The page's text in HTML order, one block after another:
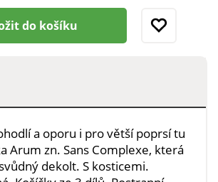
do košíku
a oporu i pro větší poprsí tu
Arum zn. Sans Complexe, která
dekolt. S kosticemi.